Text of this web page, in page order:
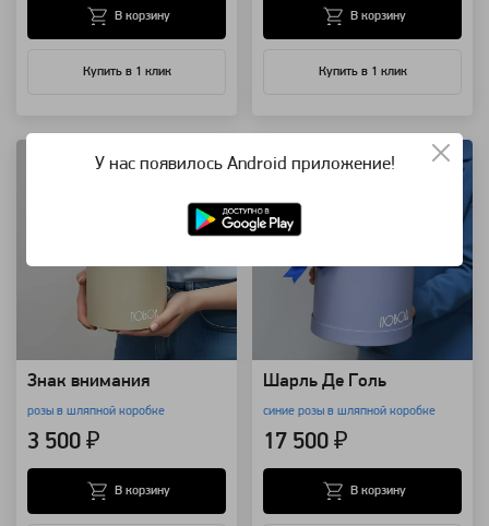
Купить в 1 клик
В корзину
Купить в 1 клик
В корзину
Знак внимания
розы в шляпной коробке
3 500 ₽
В корзину
Шарль Де Голь
синие розы в шляпной коробке
17 500 ₽
В корзину
У нас появилось Android приложение!